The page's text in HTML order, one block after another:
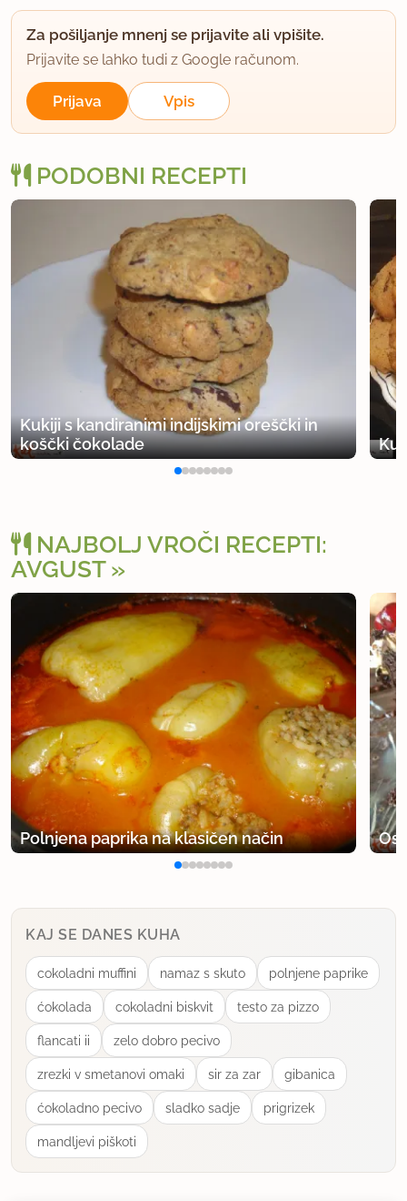
Za pošiljanje mnenj se prijavite ali vpišite.
Prijavite se lahko tudi z Google računom.
Prijava Vpis
PODOBNI RECEPTI
Kukiji s kandiranimi indijskimi oreščki in
koščki čokolade
NAJBOLJ VROČI RECEPTI:
AVGUST
Polnjena paprika na klasičen način
KAJ SE DANES KUHA
cokoladni muffini namaz s skuto polnjene paprike
ćokolada cokoladni biskvit testo za pizzo
flancati ii zelo dobro pecivo
zrezki v smetanovi omaki sir za zar gibanica
ćokoladno pecivo sladko sadje prigrizek
mandljevi piškoti